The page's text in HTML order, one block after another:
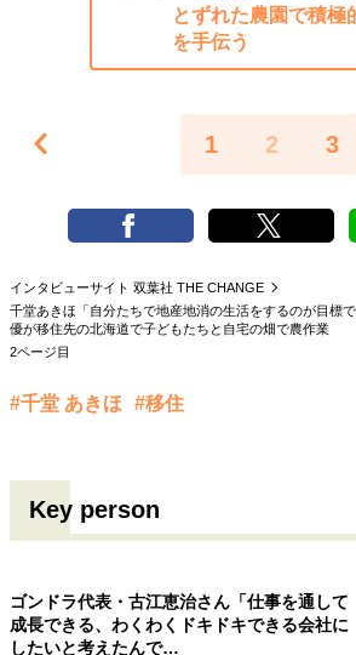
とずれた農園で積極
を手伝う
1 2 3
インタビューサイト 双葉社 THE CHANGE
千堂あきほ「自分たちで地産地消の生活をするのが目標
優が移住先の北海道で子どもたちと自宅の畑で農作業
2ページ目
#千堂 あきほ #移住
Key person
ゴンドラ代表・古江恵治さん「仕事を通して
成長できる、わくわくドキドキできる会社に
したいと考えたんで…